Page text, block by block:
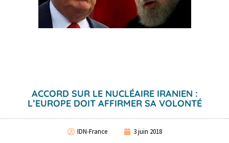
ACCORD SUR LE NUCLÉAIRE IRANIEN :
L’EUROPE DOIT AFFIRMER SA VOLONTÉ
IDN-France 3 juin 2018